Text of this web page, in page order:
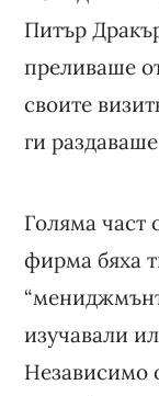
Питър
преливаше
своите
ги
Голяма част
фирма бяха
изучавали
Независимо